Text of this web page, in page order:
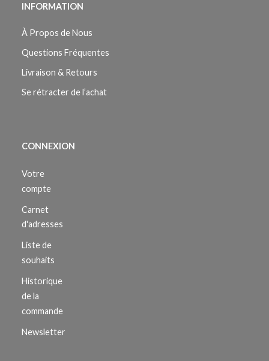
INFORMATION
À Propos de Nous
Questions Fréquentes
Livraison & Retours
Se rétracter de l’achat
CONNEXION
Votre
compte
Carnet
d'adresses
Liste de
souhaits
Historique
de la
commande
Newsletter